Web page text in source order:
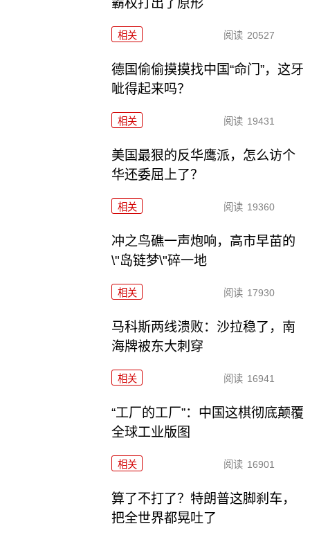
霸权打出了原形
相关 阅读 20527
德国偷偷摸摸找中国“命门”，这牙
呲得起来吗？
相关 阅读 19431
美国最狠的反华鹰派，怎么访个
华还委屈上了？
相关 阅读 19360
冲之鸟礁一声炮响，高市早苗的
\"岛链梦\"碎一地
相关 阅读 17930
马科斯两线溃败：沙拉稳了，南
海牌被东大刺穿
相关 阅读 16941
“工厂的工厂”：中国这棋彻底颠覆
全球工业版图
相关 阅读 16901
算了不打了？特朗普这脚刹车，
把全世界都晃吐了